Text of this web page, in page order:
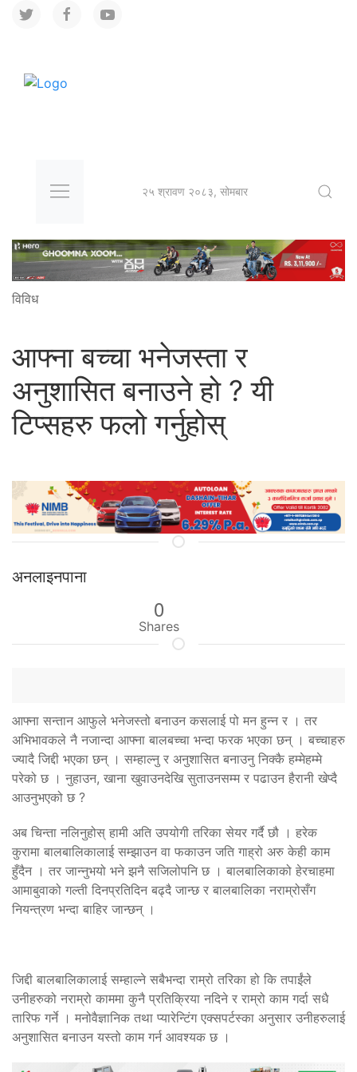
२५ श्रावण २०८३, सोमबार
विविध
आफ्ना बच्चा भनेजस्ता र
अनुशासित बनाउने हो ? यी
टिप्सहरु फलो गर्नुहोस्
अनलाइनपाना
0
Shares
आफ्ना सन्तान आफुले भनेजस्तो बनाउन कसलाई पो मन हुन्न र । तर
अभिभावकले नै नजान्दा आफ्ना बालबच्चा भन्दा फरक भएका छन् । बच्चाहरु
ज्यादै जिद्दी भएका छन् । सम्हाल्नु र अनुशासित बनाउनु निक्कै हम्मेहम्मे
परेको छ । नुहाउन, खाना खुवाउनदेखि सुताउनसम्म र पढाउन हैरानी खेप्दै
आउनुभएको छ ?
अब चिन्ता नलिनुहोस् हामी अति उपयोगी तरिका सेयर गर्दै छौ । हरेक
कुरामा बालबालिकालाई सम्झाउन वा फकाउन जति गाह्रो अरु केही काम
हुँदैन । तर जान्नुभयो भने झनै सजिलोपनि छ । बालबालिकाको हेरचाहमा
आमाबुवाको गल्ती दिनप्रतिदिन बढ्दै जान्छ र बालबालिका नराम्रोसँग
नियन्त्रण भन्दा बाहिर जान्छन् ।
जिद्दी बालबालिकालाई सम्हाल्ने सबैभन्दा राम्रो तरिका हो कि तपाईंले
उनीहरुको नराम्रो काममा कुनै प्रतिक्रिया नदिने र राम्रो काम गर्दा सधै
तारिफ गर्ने । मनोवैज्ञानिक तथा प्यारेन्टिंग एक्सपर्टस्का अनुसार उनीहरुलाई
अनुशासित बनाउन यस्तो काम गर्न आवश्यक छ ।